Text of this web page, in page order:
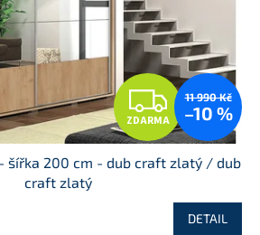
Z
D
A
R
ZDARMA
11 990 Kč
–10 %
- šířka 200 cm - dub craft zlatý / dub
craft zlatý
DETAIL